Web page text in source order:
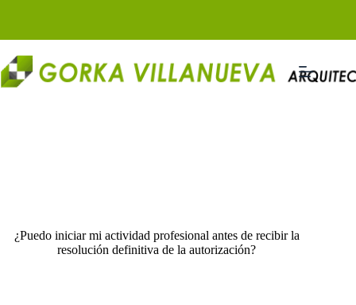
¿Puedo iniciar mi actividad profesional antes de recibir la
resolución definitiva de la autorización?